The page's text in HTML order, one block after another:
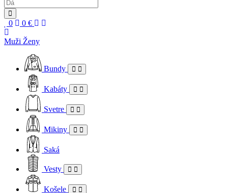
0 0 €
Muži Ženy
Bundy
Kabáty
Svetre
Mikiny
Saká
Vesty
Košele